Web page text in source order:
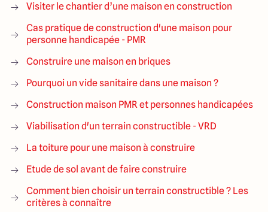
Visiter le chantier d’une maison en construction
Cas pratique de construction d'une maison pour
personne handicapée - PMR
Construire une maison en briques
Pourquoi un vide sanitaire dans une maison ?
Construction maison PMR et personnes handicapées
Viabilisation d'un terrain constructible - VRD
La toiture pour une maison à construire
Etude de sol avant de faire construire
Comment bien choisir un terrain constructible ? Les
critères à connaître